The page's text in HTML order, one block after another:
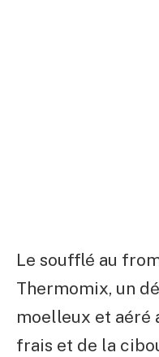
Le soufflé au
Thermomix, un
moelleux et aéré
frais et de la